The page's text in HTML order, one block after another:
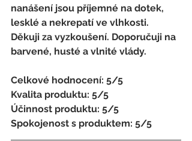
nanášení jsou příjemné na dotek,
lesklé a nekrepatí ve vlhkosti.
Děkuji za vyzkoušení. Doporučuji na
barvené, husté a vlnité vlády.
Celkové hodnocení: 5/5
Kvalita produktu: 5/5
Účinnost produktu: 5/5
Spokojenost s produktem: 5/5